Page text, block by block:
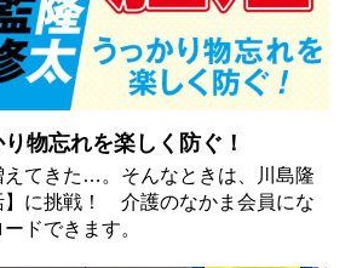
り物忘れを楽しく防ぐ！
えてきた…。そんなときは、川島隆
】に挑戦！ 介護のなかま会員にな
ドできます。